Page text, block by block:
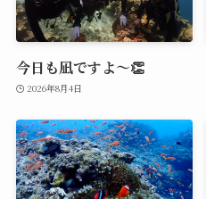
今日も凪ですよ～👏
2026年8月4日